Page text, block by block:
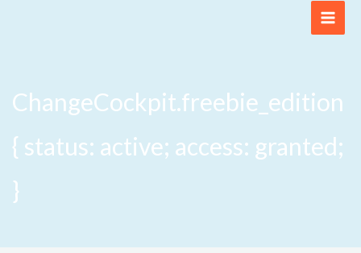
ChangeCockpit.freebie_edition
{ status: active; access: granted;
}